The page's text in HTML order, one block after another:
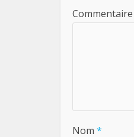
Commentaire
Nom *